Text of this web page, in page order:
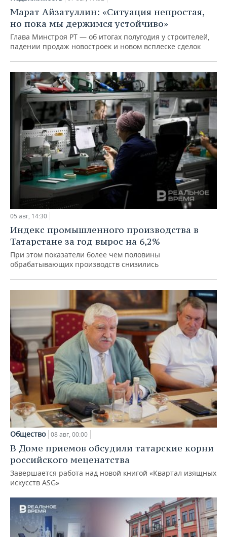
Марат Айзатуллин: «Ситуация непростая,
но пока мы держимся устойчиво»
Глава Минстроя РТ — об итогах полугодия у строителей,
падении продаж новостроек и новом всплеске сделок
05 авг, 14:30
Индекс промышленного производства в
Татарстане за год вырос на 6,2%
При этом показатели более чем половины
обрабатывающих производств снизились
Общество 08 авг, 00:00
В Доме приемов обсудили татарские корни
российского меценатства
Завершается работа над новой книгой «Квартал изящных
искусств ASG»